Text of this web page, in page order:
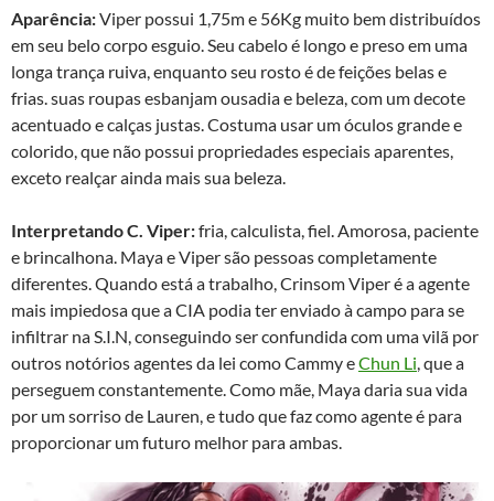
Aparência:Viper possui 1,75m e 56Kg muito bem distribuídos
em seu belo corpo esguio. Seu cabelo é longo e preso em uma
longa trança ruiva, enquanto seu rosto é de feições belas e
frias. suas roupas esbanjam ousadia e beleza, com um decote
acentuado e calças justas. Costuma usar um óculos grande e
colorido, que não possui propriedades especiais aparentes,
exceto realçar ainda mais sua beleza.
Interpretando C. Viper:fria, calculista, fiel. Amorosa, paciente
e brincalhona. Maya e Viper são pessoas completamente
diferentes. Quando está a trabalho, Crinsom Viper é a agente
mais impiedosa que a CIA podia ter enviado à campo para se
infiltrar na S.I.N, conseguindo ser confundida com uma vilã por
outros notórios agentes da lei como Cammy eChun Li, que a
perseguem constantemente. Como mãe, Maya daria sua vida
por um sorriso de Lauren, e tudo que faz como agente é para
proporcionar um futuro melhor para ambas.